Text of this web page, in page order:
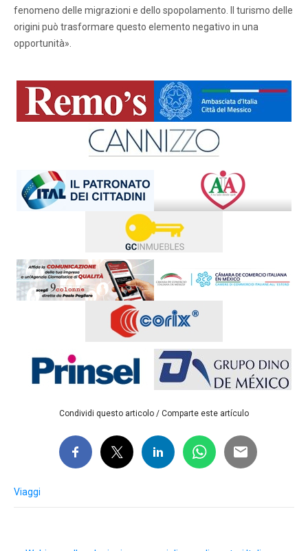
fenomeno delle migrazioni e dello spopolamento. Il turismo delle
origini può trasformare questo elemento negativo in una
opportunità».
Condividi questo articolo / Comparte este artículo
Viaggi